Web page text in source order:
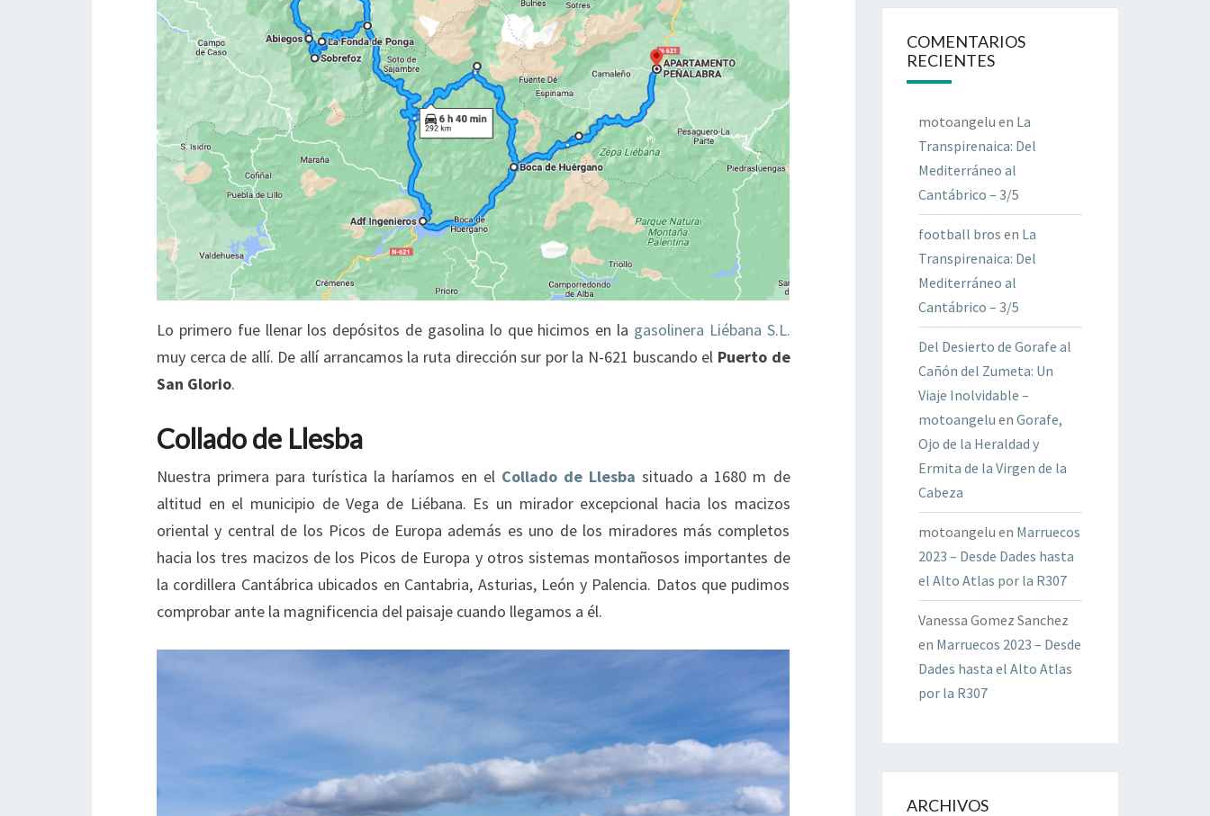
Lo primero fue llenar los depósitos de gasolina lo que hicimos en la gasolinera Liébana S.L.
muy cerca de allí. De allí arrancamos la ruta dirección sur por la N-621 buscando el Puerto de
San Glorio.
Collado de Llesba
Nuestra primera para turística la haríamos en el Collado de Llesba situado a 1680 m de
altitud en el municipio de Vega de Liébana. Es un mirador excepcional hacia los macizos
oriental y central de los Picos de Europa además es uno de los miradores más completos
hacia los tres macizos de los Picos de Europa y otros sistemas montañosos importantes de
la cordillera Cantábrica ubicados en Cantabria, Asturias, León y Palencia. Datos que pudimos
comprobar ante la magnificencia del paisaje cuando llegamos a él.
COMENTARIOS
RECIENTES
motoangelu en La
Transpirenaica: Del
Mediterráneo al
Cantábrico – 3/5
football bros en La
Transpirenaica: Del
Mediterráneo al
Cantábrico – 3/5
Del Desierto de Gorafe al
Cañón del Zumeta: Un
Viaje Inolvidable –
motoangelu en Gorafe,
Ojo de la Heraldad y
Ermita de la Virgen de la
Cabeza
motoangelu en Marruecos
2023 – Desde Dades hasta
el Alto Atlas por la R307
Vanessa Gomez Sanchez
en Marruecos 2023 – Desde
Dades hasta el Alto Atlas
por la R307
ARCHIVOS